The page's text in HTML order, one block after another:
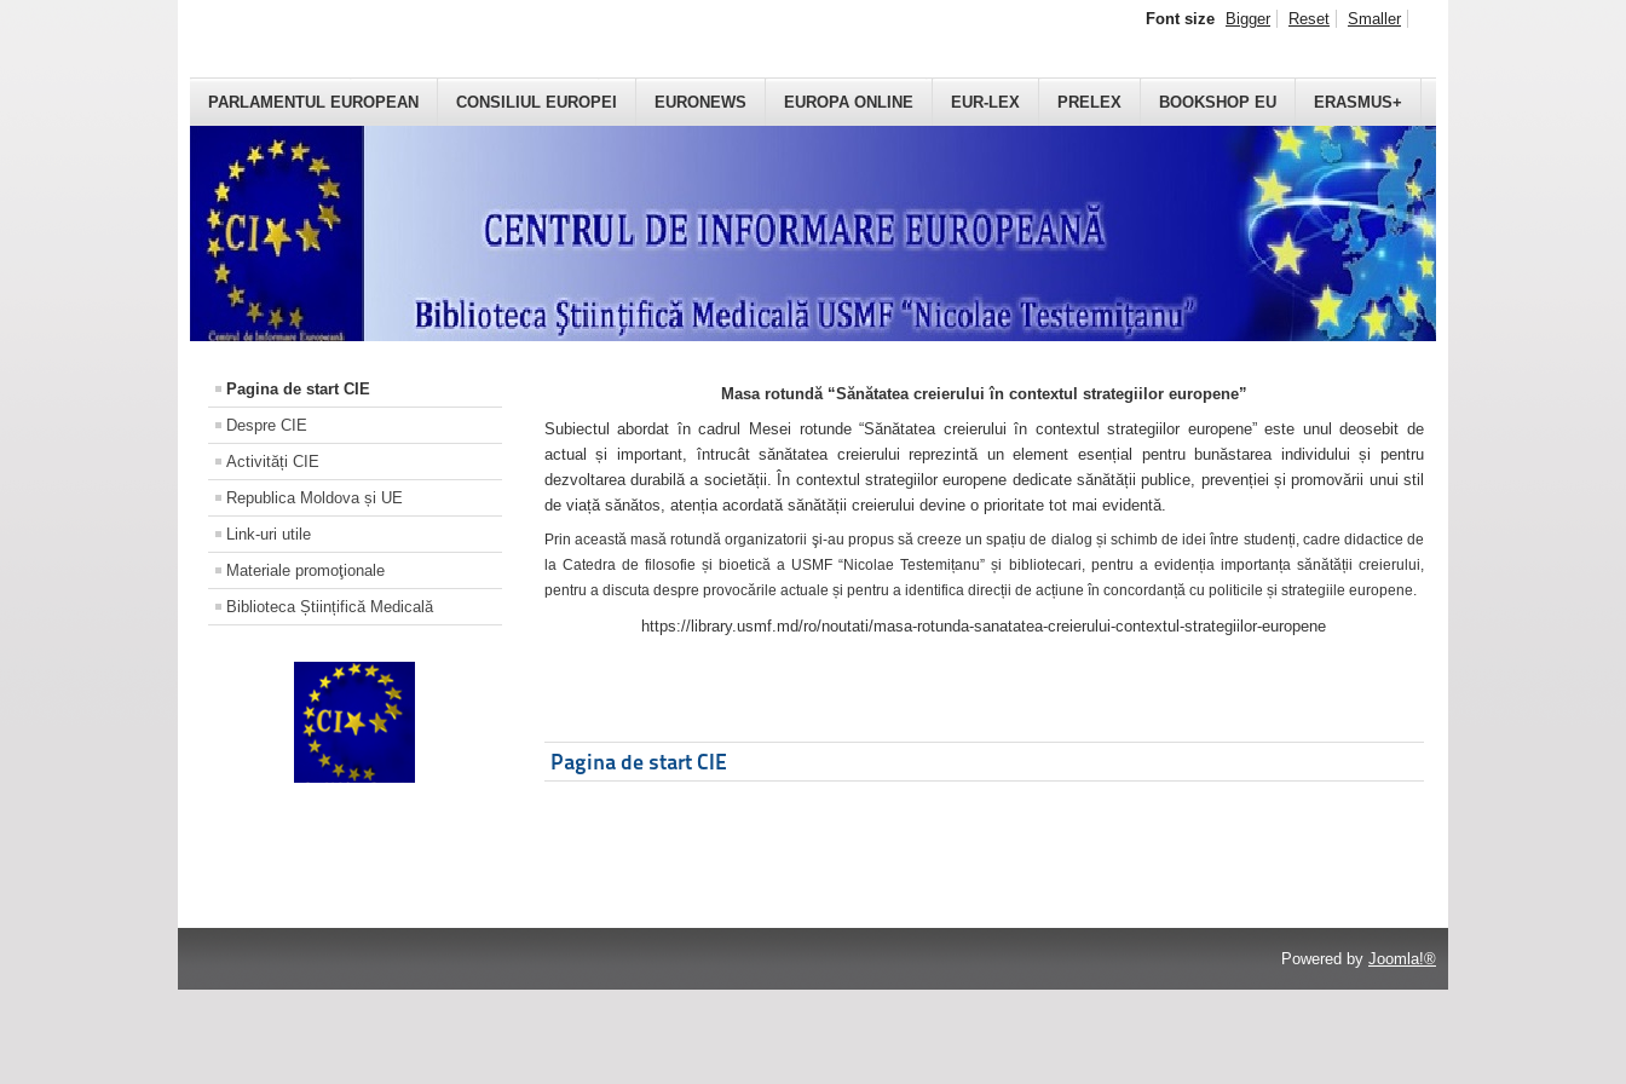
PARLAMENTUL EUROPEAN CONSILIUL EUROPEI EURONEWS EUROPA ONLINE EUR-LEX PRELEX BOOKSHOP EU ERASMUS+
Font size Bigger Reset Smaller
Pagina de start CIE
Despre CIE
Activități CIE
Republica Moldova și UE
Link-uri utile
Materiale promoţionale
Biblioteca Științifică Medicală
Masa rotundă “Sănătatea creierului în contextul strategiilor europene”
Subiectul abordat în cadrul Mesei rotunde “Sănătatea creierului în contextul strategiilor europene” este unul deosebit de
actual și important, întrucât sănătatea creierului reprezintă un element esențial pentru bunăstarea individului și pentru
dezvoltarea durabilă a societății. În contextul strategiilor europene dedicate sănătății publice, prevenției și promovării unui stil
de viață sănătos, atenția acordată sănătății creierului devine o prioritate tot mai evidentă.
Prin această masă rotundă organizatorii şi-au propus să creeze un spațiu de dialog și schimb de idei între studenți, cadre didactice de
la Catedra de filosofie și bioetică a USMF “Nicolae Testemițanu” și bibliotecari, pentru a evidenția importanța sănătății creierului,
pentru a discuta despre provocările actuale și pentru a identifica direcții de acțiune în concordanță cu politicile și strategiile europene.
https://library.usmf.md/ro/noutati/masa-rotunda-sanatatea-creierului-contextul-strategiilor-europene
Pagina de start CIE
Powered by Joomla!®